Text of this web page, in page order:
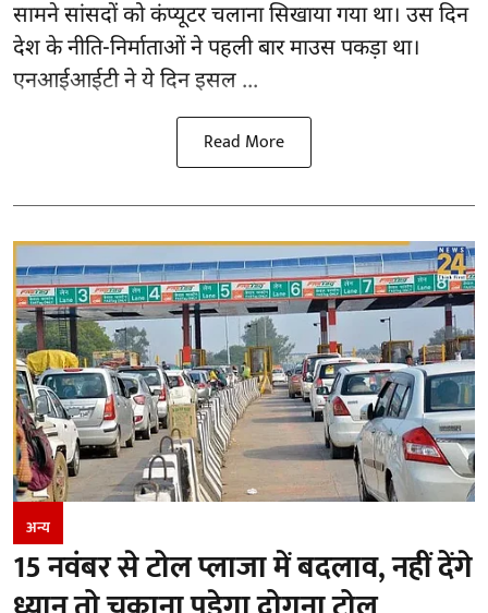
सामने सांसदों को कंप्यूटर चलाना सिखाया गया था। उस दिन
देश के नीति-निर्माताओं ने पहली बार माउस पकड़ा था।
एनआईआईटी ने ये दिन इसल ...
Read More
अन्य
15 नवंबर से टोल प्लाजा में बदलाव, नहीं देंगे